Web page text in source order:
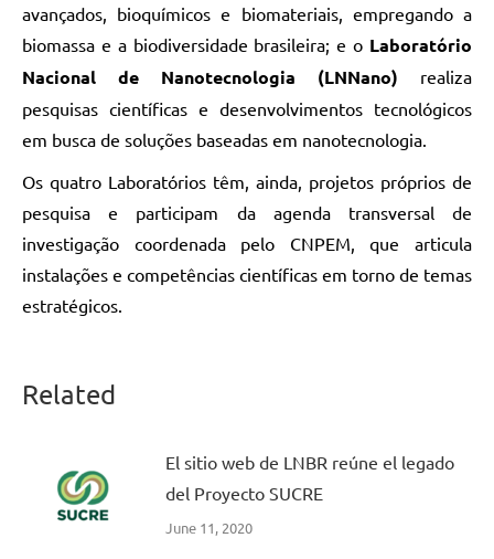
avançados, bioquímicos e biomateriais, empregando a
biomassa e a biodiversidade brasileira; e o Laboratório
Nacional de Nanotecnologia (LNNano) realiza
pesquisas científicas e desenvolvimentos tecnológicos
em busca de soluções baseadas em nanotecnologia.
Os quatro Laboratórios têm, ainda, projetos próprios de
pesquisa e participam da agenda transversal de
investigação coordenada pelo CNPEM, que articula
instalações e competências científicas em torno de temas
estratégicos.
Related
El sitio web de LNBR reúne el legado
del Proyecto SUCRE
June 11, 2020